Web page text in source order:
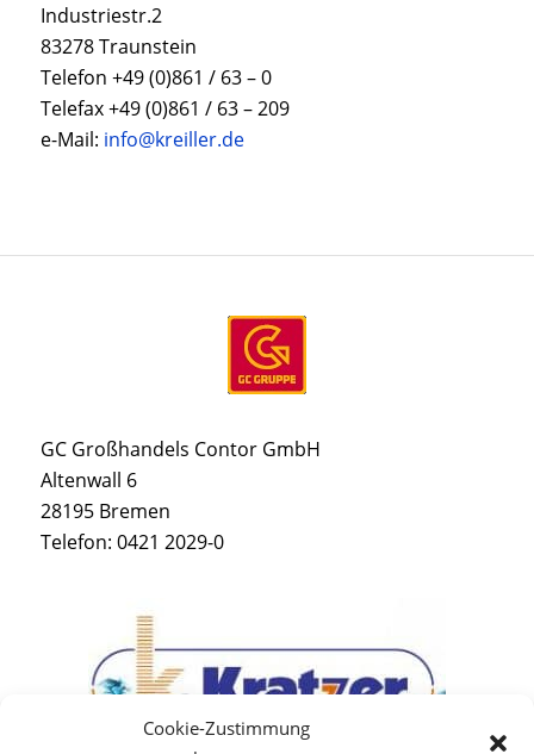
Cookie-Zustimmung
Industriestr.2
83278 Traunstein
Telefon +49 (0)861 / 63 – 0
Telefax +49 (0)861 / 63 – 209
e-Mail: info@kreiller.de
GC Großhandels Contor GmbH
Altenwall 6
28195 Bremen
Telefon: 0421 2029-0